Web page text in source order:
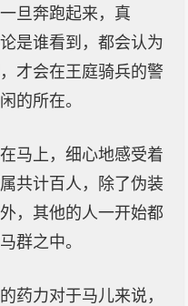
旦奔跑起来，真
是谁看到，都会认为
才会在王庭骑兵的警
的所在。
马上，细心地感受着
共计百人，除了伪装
，其他的人一开始都
群之中。
药力对于马儿来说，